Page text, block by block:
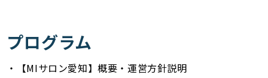
プログラム
・【MIサロン愛知】概要・運営方針説明